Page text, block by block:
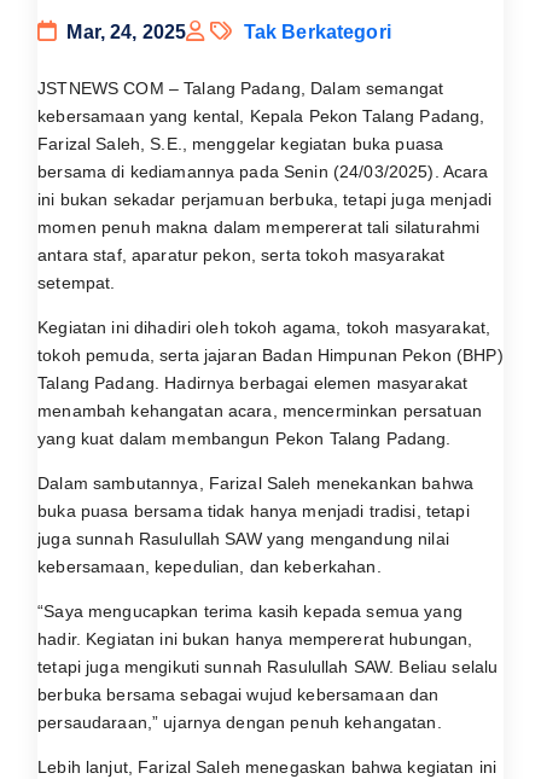
Mar, 24, 2025 Tak Berkategori
JSTNEWS COM – Talang Padang, Dalam semangat
kebersamaan yang kental, Kepala Pekon Talang Padang,
Farizal Saleh, S.E., menggelar kegiatan buka puasa
bersama di kediamannya pada Senin (24/03/2025). Acara
ini bukan sekadar perjamuan berbuka, tetapi juga menjadi
momen penuh makna dalam mempererat tali silaturahmi
antara staf, aparatur pekon, serta tokoh masyarakat
setempat.
Kegiatan ini dihadiri oleh tokoh agama, tokoh masyarakat,
tokoh pemuda, serta jajaran Badan Himpunan Pekon (BHP)
Talang Padang. Hadirnya berbagai elemen masyarakat
menambah kehangatan acara, mencerminkan persatuan
yang kuat dalam membangun Pekon Talang Padang.
Dalam sambutannya, Farizal Saleh menekankan bahwa
buka puasa bersama tidak hanya menjadi tradisi, tetapi
juga sunnah Rasulullah SAW yang mengandung nilai
kebersamaan, kepedulian, dan keberkahan.
“Saya mengucapkan terima kasih kepada semua yang
hadir. Kegiatan ini bukan hanya mempererat hubungan,
tetapi juga mengikuti sunnah Rasulullah SAW. Beliau selalu
berbuka bersama sebagai wujud kebersamaan dan
persaudaraan,” ujarnya dengan penuh kehangatan.
Lebih lanjut, Farizal Saleh menegaskan bahwa kegiatan ini